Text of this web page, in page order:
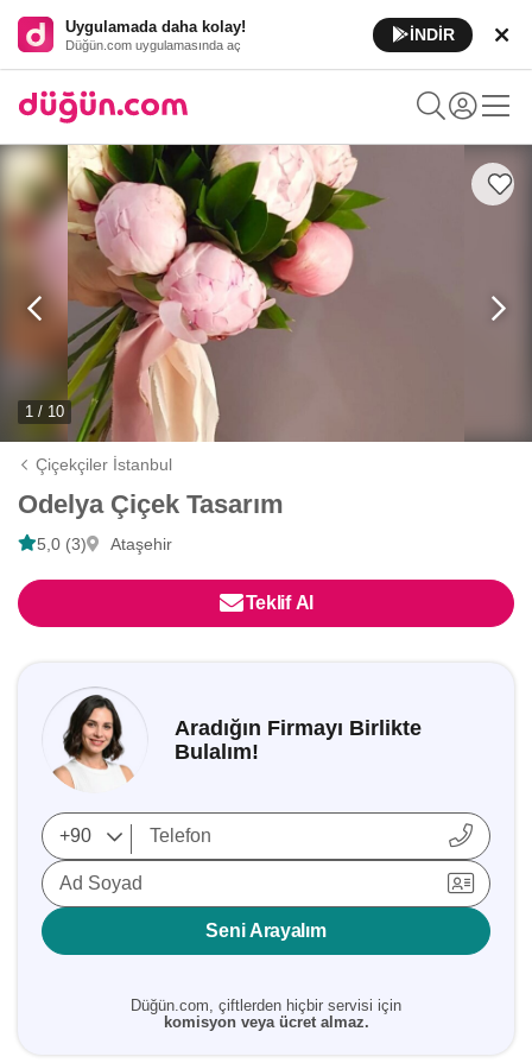
Uygulamada daha kolay!
Düğün.com uygulamasında aç
İNDİR
1 / 10
Çiçekçiler İstanbul
Odelya Çiçek Tasarım
5,0 (3) Ataşehir
Teklif Al
Aradığın Firmayı Birlikte
Bulalım!
Ad Soyad
Seni Arayalım
Düğün.com, çiftlerden hiçbir servisi için
komisyon veya ücret almaz.